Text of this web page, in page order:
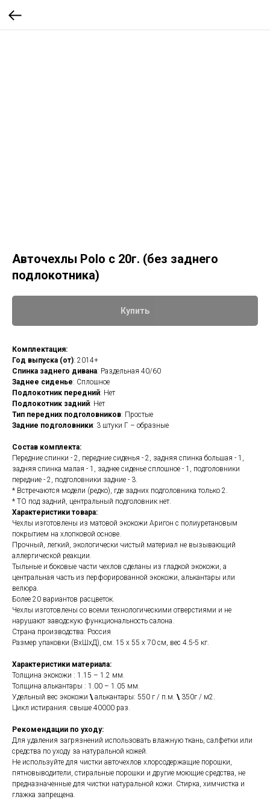
Авточехлы Polo с 20г. (без заднего
подлокотника)
Купить
Комплектация:
Год выпуска (от): 2014+
Спинка заднего дивана: Раздельная 40/60
Заднее сиденье: Сплошное
Подлокотник передний: Нет
Подлокотник задний: Нет
Тип передних подголовников: Простые
Задние подголовники: 3 штуки Г – образные
Состав комплекта:
Передние спинки - 2, передние сиденья - 2, задняя спинка большая - 1,
задняя спинка малая - 1, заднее сиденье сплошное - 1, подголовники
передние - 2, подголовники задние - 3.
* Встречаются модели (редко), где задних подголовника только 2.
* ТО под задний, центральный подголовник нет.
Характеристики товара:
Чехлы изготовлены из матовой экокожи Аригон с полиуретановым
покрытием на хлопковой основе.
Прочный, легкий, экологически чистый материал не вызывающий
аллергической реакции.
Тыльные и боковые части чехлов сделаны из гладкой экокожи, а
центральная часть из перфорированной экокожи, алькантары или
велюра.
Более 20 вариантов расцветок.
Чехлы изготовлены со всеми технологическими отверстиями и не
нарушают заводскую функциональность салона.
Страна производства: Россия
Размер упаковки (ВхШхД), см: 15 x 55 x 70 см, вес 4.5-5 кг.
Характеристики материала:
Толщина экокожи : 1.15 – 1.2 мм.
Толщина алькантары : 1.00 – 1.05 мм.
Удельный вес экокожи \ алькантары: 550 г / п.м. \ 350г / м2.
Цикл истирания: свыше 40000 раз.
Рекомендации по уходу:
Для удаления загрязнений использовать влажную ткань, салфетки или
средства по уходу за натуральной кожей.
Не используйте для чистки авточехлов хлорсодержащие порошки,
пятновыводители, стиральные порошки и другие моющие средства, не
предназначенные для чистки натуральной кожи. Стирка, химчистка и
глажка запрещена.